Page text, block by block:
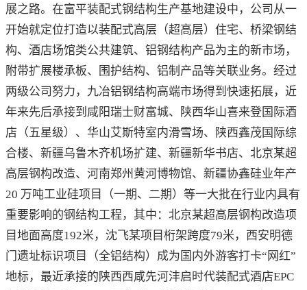
展之路。在富平装配式钢结构生产基地建设中，公司从一
开始就定位打造以装配式高层（超高层）住宅、桥梁钢结
构、酒店场馆类公共建筑、铝钢结构产品为主的新市场，
附带扩展楼承板、围护结构、铝制产品等关联业务。经过
两级公司努力，九冶铝钢结构高端市场得到快速拓展，近
年来先后承接到咸阳瑞士财富城、陕西华山喜来登国际酒
店（五星级）、华山艾斯特室内滑雪场、陕西鑫茂国际综
合楼、新疆乌鲁木齐机场扩建、新疆新华书店、北京某超
高层钢构改造、河南郑州黄河博物馆、新疆协鑫硅业年产
20 万吨工业硅项目（一期、二期）等一大批在行业内具有
重要影响的钢结构工程，其中：北京某超高层钢构改造项
目地面高度192米，沈飞某项目桁架跨度79米，西安明德
门遗址标识项目（全铝结构）成为国内外游客打卡“网红”
地标，最近承接的陕西西咸先河沣启时代装配式酒店EPC